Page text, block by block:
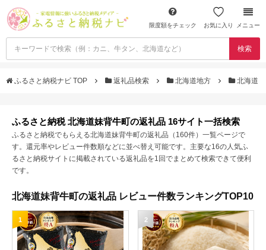
限度額をチェック お気に入り メニュー
検索
ふるさと納税ナビ TOP 返礼品検索 北海道地方 北海道
ふるさと納税 北海道妹背牛町の返礼品 16サイト一括検索
ふるさと納税でもらえる北海道妹背牛町の返礼品（160件）一覧ページで
す。還元率やレビュー件数順などに並べ替え可能です。主要な16の人気ふ
るさと納税サイトに掲載されている返礼品を1回でまとめて検索できて便利
です。
北海道妹背牛町の返礼品 レビュー件数ランキングTOP10
1 2